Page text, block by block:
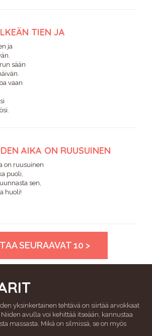
TIEN JA
ja
sään
vaan
AIKA ON RUUSUINEN
on ruusuinen
puoli,
sen,
huoli!
SEURAAVAT 10 >
yksinkertainen tehtävä on siirtää arvokkaat
avulla voi kehittää itseään, kannustaa
massasta. Mikä on silmissä, se on myös